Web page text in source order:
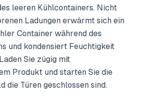
leeren Kühlcontainers. Nicht
Ladungen erwärmt sich ein
Container während des
und kondensiert Feuchtigkeit
Sie zügig mit
Produkt und starten Sie die
die Türen geschlossen sind.